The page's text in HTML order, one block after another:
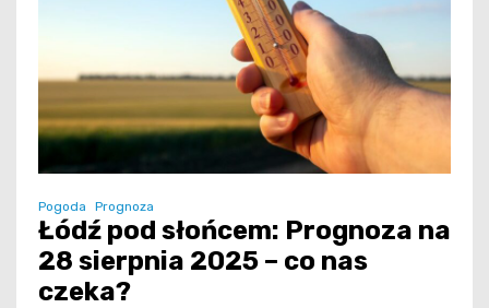
Pogoda Prognoza
Łódź pod słońcem: Prognoza na
28 sierpnia 2025 – co nas
czeka?